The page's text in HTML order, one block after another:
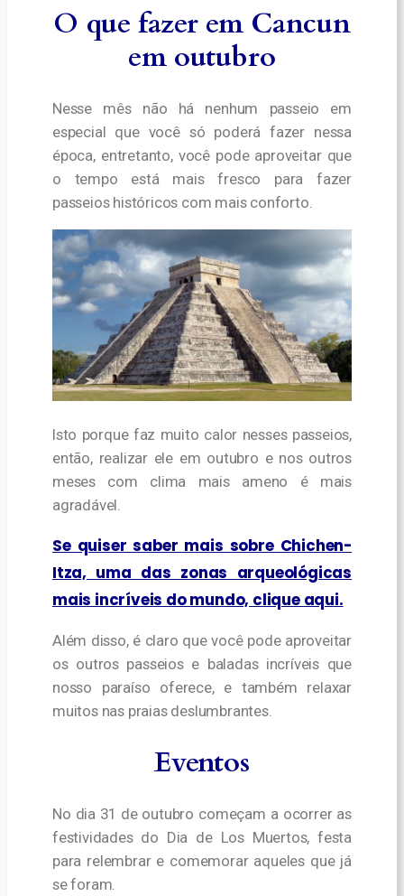
O que fazer em Cancun
em outubro
Nesse mês não há nenhum passeio em
especial que você só poderá fazer nessa
época, entretanto, você pode aproveitar que
o tempo está mais fresco para fazer
passeios históricos com mais conforto.
Isto porque faz muito calor nesses passeios,
então, realizar ele em outubro e nos outros
meses com clima mais ameno é mais
agradável.
Se quiser saber mais sobre Chichen-
Itza, uma das zonas arqueológicas
mais incríveis do mundo, clique aqui.
Além disso, é claro que você pode aproveitar
os outros passeios e baladas incríveis que
nosso paraíso oferece, e também relaxar
muitos nas praias deslumbrantes.
Eventos
No dia 31 de outubro começam a ocorrer as
festividades do Dia de Los Muertos, festa
para relembrar e comemorar aqueles que já
se foram.